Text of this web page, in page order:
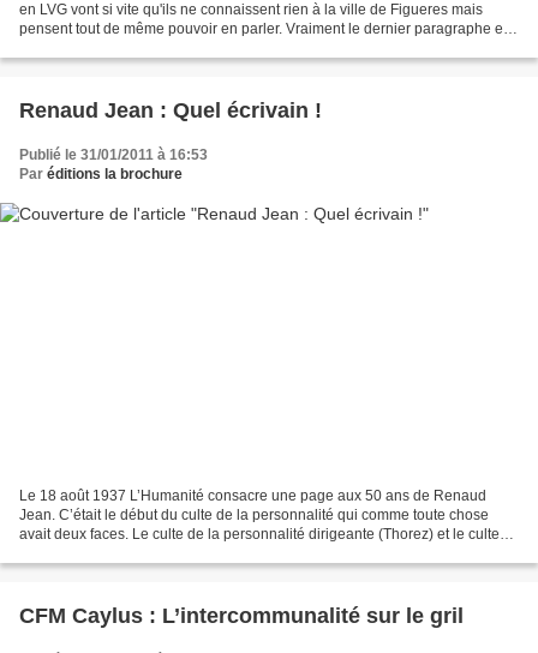
en LVG vont si vite qu'ils ne connaissent rien à la ville de Figueres mais
pensent tout de même pouvoir en parler. Vraiment le dernier paragraphe est
Renaud Jean : Quel écrivain !
Publié le 31/01/2011 à 16:53
Par éditions la brochure
Le 18 août 1937 L’Humanité consacre une page aux 50 ans de Renaud
Jean. C’était le début du culte de la personnalité qui comme toute chose
avait deux faces. Le culte de la personnalité dirigeante (Thorez) et le culte
CFM Caylus : L’intercommunalité sur le gril